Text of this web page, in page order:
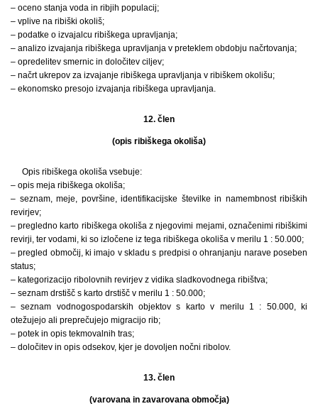
– oceno stanja voda in ribjih populacij;
– vplive na ribiški okoliš;
– podatke o izvajalcu ribiškega upravljanja;
– analizo izvajanja ribiškega upravljanja v preteklem obdobju načrtovanja;
– opredelitev smernic in določitev ciljev;
– načrt ukrepov za izvajanje ribiškega upravljanja v ribiškem okolišu;
– ekonomsko presojo izvajanja ribiškega upravljanja.
12. člen
(opis ribiškega okoliša)
Opis ribiškega okoliša vsebuje:
– opis meja ribiškega okoliša;
– seznam, meje, površine, identifikacijske številke in namembnost ribiških
revirjev;
– pregledno karto ribiškega okoliša z njegovimi mejami, označenimi ribiškimi
revirji, ter vodami, ki so izločene iz tega ribiškega okoliša v merilu 1 : 50.000;
– pregled območij, ki imajo v skladu s predpisi o ohranjanju narave poseben
status;
– kategorizacijo ribolovnih revirjev z vidika sladkovodnega ribištva;
– seznam drstišč s karto drstišč v merilu 1 : 50.000;
– seznam vodnogospodarskih objektov s karto v merilu 1 : 50.000, ki
otežujejo ali preprečujejo migracijo rib;
– potek in opis tekmovalnih tras;
– določitev in opis odsekov, kjer je dovoljen nočni ribolov.
13. člen
(varovana in zavarovana območja)